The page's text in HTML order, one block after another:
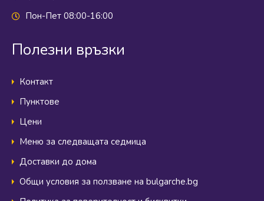
Пон-Пет 08:00-16:00
Полезни връзки
Контакт
Пунктове
Цени
Меню за следващата седмица
Доставки до дома
Общи условия за ползване на bulgarche.bg